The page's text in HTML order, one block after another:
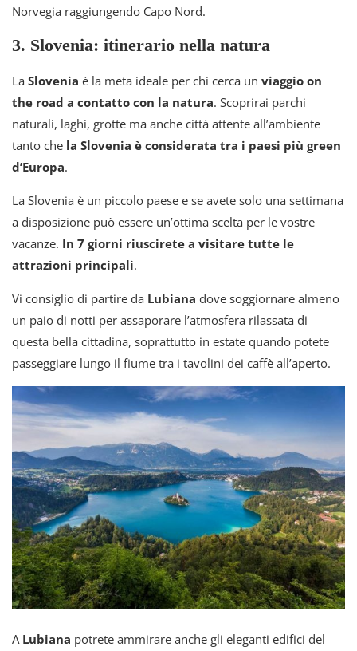
Norvegia raggiungendo Capo Nord.
3. Slovenia: itinerario nella natura
La Slovenia è la meta ideale per chi cerca un viaggio on
the road a contatto con la natura. Scoprirai parchi
naturali, laghi, grotte ma anche città attente all’ambiente
tanto che la Slovenia è considerata tra i paesi più green
d’Europa.
La Slovenia è un piccolo paese e se avete solo una settimana
a disposizione può essere un’ottima scelta per le vostre
vacanze. In 7 giorni riuscirete a visitare tutte le
attrazioni principali.
Vi consiglio di partire da Lubiana dove soggiornare almeno
un paio di notti per assaporare l’atmosfera rilassata di
questa bella cittadina, soprattutto in estate quando potete
passeggiare lungo il fiume tra i tavolini dei caffè all’aperto.
A Lubiana potrete ammirare anche gli eleganti edifici del